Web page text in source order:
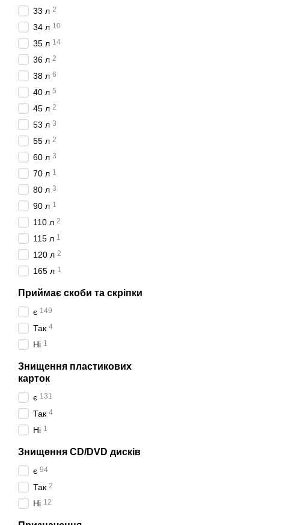
33 л 2
34 л 10
35 л 14
36 л 2
38 л 6
40 л 5
45 л 2
53 л 3
55 л 2
60 л 3
70 л 1
80 л 3
90 л 1
110 л 2
115 л 1
120 л 2
165 л 1
Приймає скоби та скріпки
є 149
Так 4
Ні 1
Знищення пластикових
карток
є 131
Так 4
Ні 1
Знищення CD/DVD дисків
є 94
Так 2
Ні 12